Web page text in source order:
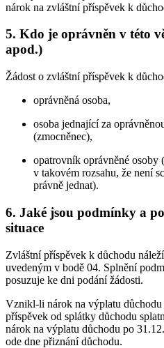
nárok na zvláštní příspěvek k
5. Kdo je oprávněn v této
apod.)
Žádost o zvláštní příspěvek k
oprávněná osoba,
osoba jednající za
(zmocněnec),
opatrovník oprávněné osoby
v takovém rozsahu, že není
právně jednat).
6. Jaké jsou podmínky a
situace
Zvláštní příspěvek k důchodu
uvedeným v bodě 04. Splnění
posuzuje ke dni podání žádosti.
Vznikl-li nárok na výplatu
příspěvek od splátky důchodu
nárok na výplatu důchodu po
ode dne přiznání důchodu.